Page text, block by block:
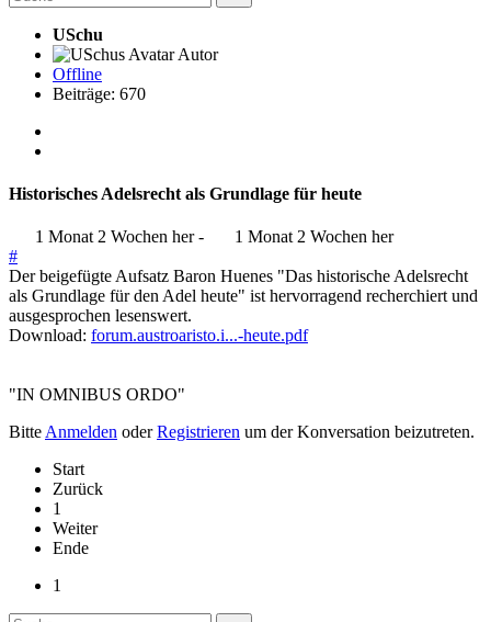
USchu
Autor
Offline
Beiträge: 670
Historisches Adelsrecht als Grundlage für heute
1 Monat 2 Wochen her-
1 Monat 2 Wochen her
#
Der beigefügte Aufsatz Baron Huenes "Das historische Adelsrecht
als Grundlage für den Adel heute" ist hervorragend recherchiert und
ausgesprochen lesenswert.
Download: forum.austroaristo.i...-heute.pdf
"IN OMNIBUS ORDO"
Bitte Anmelden oderRegistrieren um der Konversation beizutreten.
Start
Zurück
1
Weiter
Ende
1